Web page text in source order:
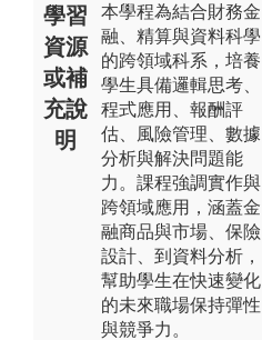
學習
資源
或補
充說
明
本學程為結合財務金
融、精算與資料科學
的跨領域科系，培養
學生具備邏輯思考、
程式應用、報酬評
估、風險管理、數據
分析與解決問題能
力。課程強調實作與
跨領域應用，涵蓋金
融商品與市場、保險
設計、到資料分析，
幫助學生在快速變化
的未來職場保持彈性
與競爭力。